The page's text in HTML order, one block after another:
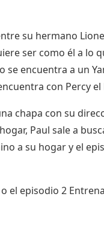
su hermano
ser como él a lo
se encuentra a un
con Percy
chapa con su
Paul sale a
a su hogar y el
o el episodio 2